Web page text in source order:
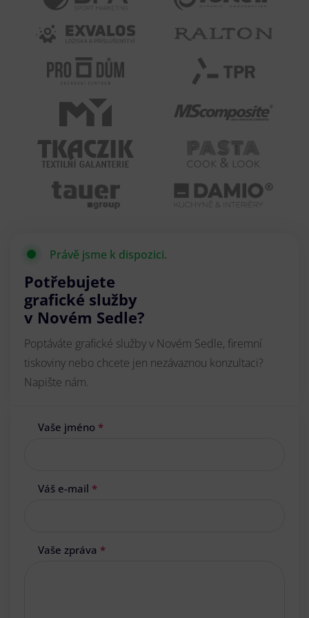
Právě jsme k dispozici.
Potřebujete
grafické služby
v Novém Sedle?
Poptáváte grafické služby v Novém Sedle, firemní
tiskoviny nebo chcete jen nezávaznou konzultaci?
Napište nám.
Vaše jméno *
Váš e-mail *
Vaše zpráva *